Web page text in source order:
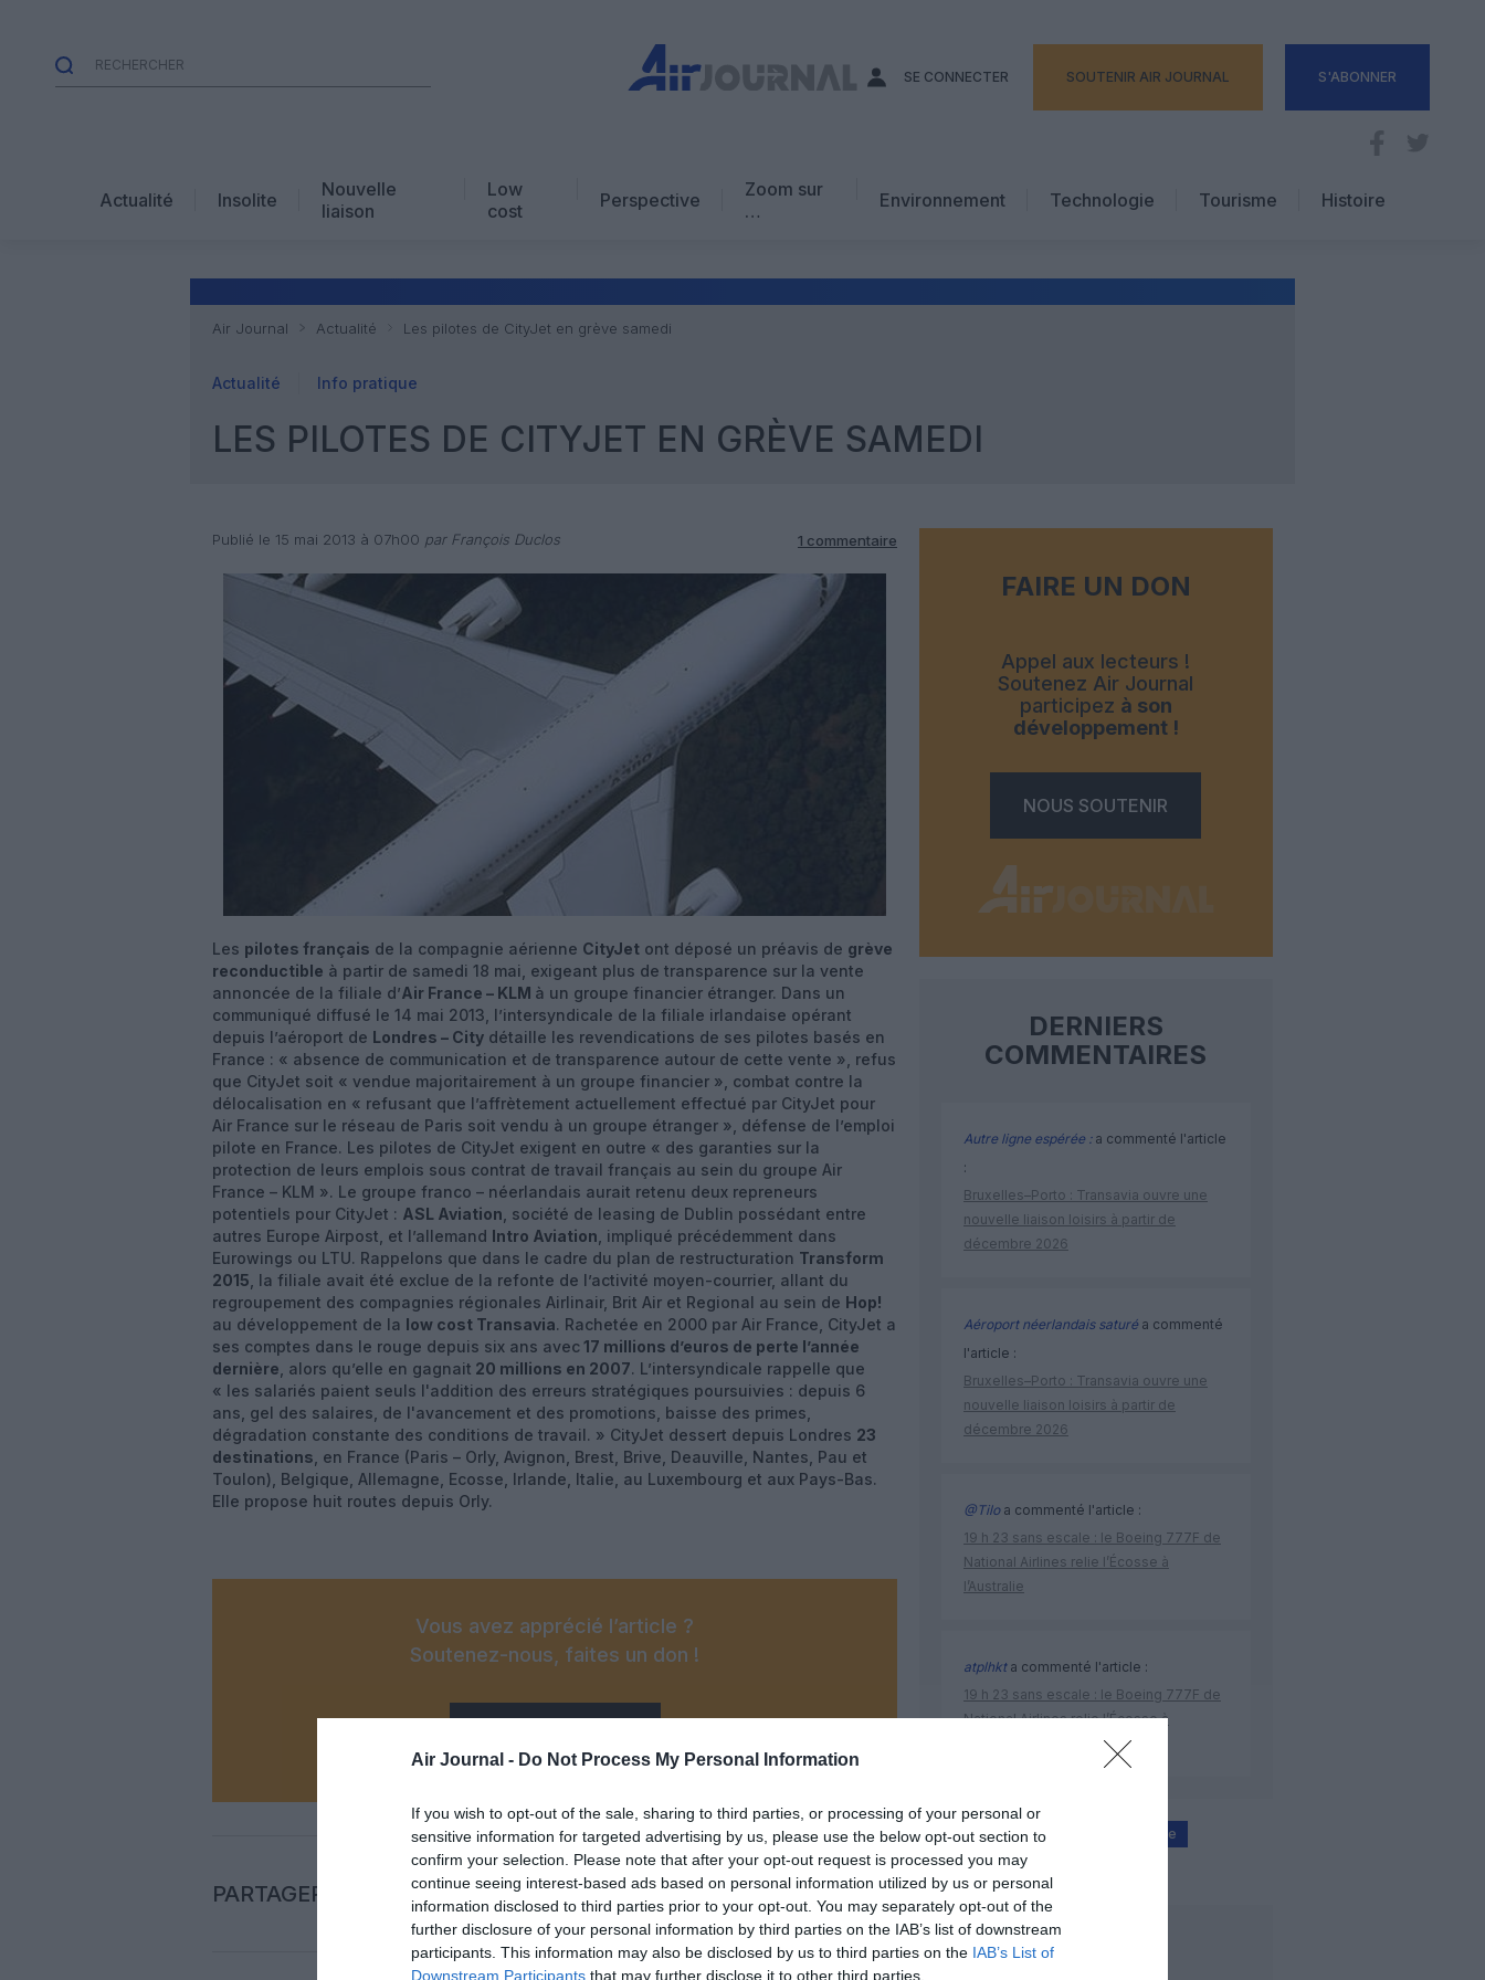
Air Journal - Do Not Process My Personal Information
If you wish to opt-out of the sale, sharing to third parties, or processing of your personal or
sensitive information for targeted advertising by us, please use the below opt-out section to
confirm your selection. Please note that after your opt-out request is processed you may
continue seeing interest-based ads based on personal information utilized by us or personal
information disclosed to third parties prior to your opt-out. You may separately opt-out of the
further disclosure of your personal information by third parties on the IAB’s list of downstream
participants. This information may also be disclosed by us to third parties on the IAB’s List of
Downstream Participants that may further disclose it to other third parties.
SE CONNECTER SOUTENIR AIR JOURNAL S'ABONNER
Actualité Insolite
Nouvelle
liaison
Low
cost
Perspective
Zoom sur
…
Environnement Technologie
Tourisme
Hôtellerie
Histoire
Air Journal Actualité Les pilotes de CityJet en grève samedi
Actualité Info pratique
LES PILOTES DE CITYJET EN GRÈVE SAMEDI
Publié le 15 mai 2013 à 07h00 par François Duclos 1 commentaire
Les pilotes français de la compagnie aérienne CityJet ont déposé un préavis de grève
reconductible à partir de samedi 18 mai, exigeant plus de transparence sur la vente
annoncée de la filiale d’Air France – KLM à un groupe financier étranger. Dans un
communiqué diffusé le 14 mai 2013, l’intersyndicale de la filiale irlandaise opérant
depuis l’aéroport de Londres – City détaille les revendications de ses pilotes basés en
France : « absence de communication et de transparence autour de cette vente », refus
que CityJet soit « vendue majoritairement à un groupe financier », combat contre la
délocalisation en « refusant que l’affrètement actuellement effectué par CityJet pour
Air France sur le réseau de Paris soit vendu à un groupe étranger », défense de l’emploi
pilote en France. Les pilotes de CityJet exigent en outre « des garanties sur la
protection de leurs emplois sous contrat de travail français au sein du groupe Air
France – KLM ». Le groupe franco – néerlandais aurait retenu deux repreneurs
potentiels pour CityJet : ASL Aviation , société de leasing de Dublin possédant entre
autres Europe Airpost, et l’allemand Intro Aviation , impliqué précédemment dans
Eurowings ou LTU. Rappelons que dans le cadre du plan de restructuration Transform
2015 , la filiale avait été exclue de la refonte de l’activité moyen-courrier, allant du
regroupement des compagnies régionales Airlinair, Brit Air et Regional au sein de Hop!
au développement de la low cost Transavia. Rachetée en 2000 par Air France, CityJet a
ses comptes dans le rouge depuis six ans avec 17 millions d’euros de perte l’année
dernière , alors qu’elle en gagnait 20 millions en 2007. L’intersyndicale rappelle que
« les salariés paient seuls l'addition des erreurs stratégiques poursuivies : depuis 6
ans, gel des salaires, de l'avancement et des promotions, baisse des primes,
dégradation constante des conditions de travail. » CityJet dessert depuis Londres 23
destinations , en France (Paris – Orly, Avignon, Brest, Brive, Deauville, Nantes, Pau et
Toulon), Belgique, Allemagne, Ecosse, Irlande, Italie, au Luxembourg et aux Pays-Bas.
Elle propose huit routes depuis Orly.
Vous avez apprécié l’article ?
Soutenez-nous, faites un don !
PARTAGER L'ARTICLE
FacebookTwitterPinterestLinkedInEmail Print
FAIRE UN DON
Appel aux lecteurs !
Soutenez Air Journal
participez à son
développement !
NOUS SOUTENIR
DERNIERS
COMMENTAIRES
Autre ligne espérée :a commenté l'article
:
Bruxelles–Porto : Transavia ouvre une
nouvelle liaison loisirs à partir de
décembre 2026
Aéroport néerlandais saturéa commenté
l'article :
Bruxelles–Porto : Transavia ouvre une
nouvelle liaison loisirs à partir de
décembre 2026
@Tiloa commenté l'article :
19 h 23 sans escale : le Boeing 777F de
National Airlines relie l’Écosse à
l’Australie
atplhkta commenté l'article :
19 h 23 sans escale : le Boeing 777F de
National Airlines relie l’Écosse à
Air France-KLM grève
pilotes
LIRE AUSSI